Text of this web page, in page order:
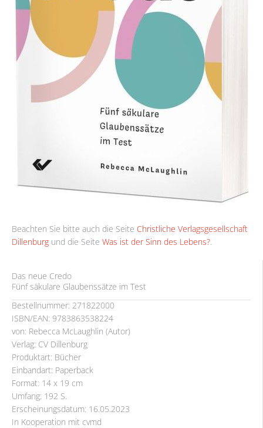
Das neue Credo
Fünf säkulare Glaubenssätze im Test
Bestellnummer: 271822000
ISBN/EAN: 9783863538224
von: Rebecca McLaughlin (Autor)
Verlag: CV Dillenburg
Produktart: Bücher
Einbandart: Paperback
Format: 14 x 19 cm
Umfang: 192 S.
Erscheinungsdatum: 16.05.2023
In Kooperation mit cvmd
Beachten Sie bitte auch die Seite Christliche Verlagsgesellschaft
Dillenburg und die Seite Was ist der Sinn des Lebens?